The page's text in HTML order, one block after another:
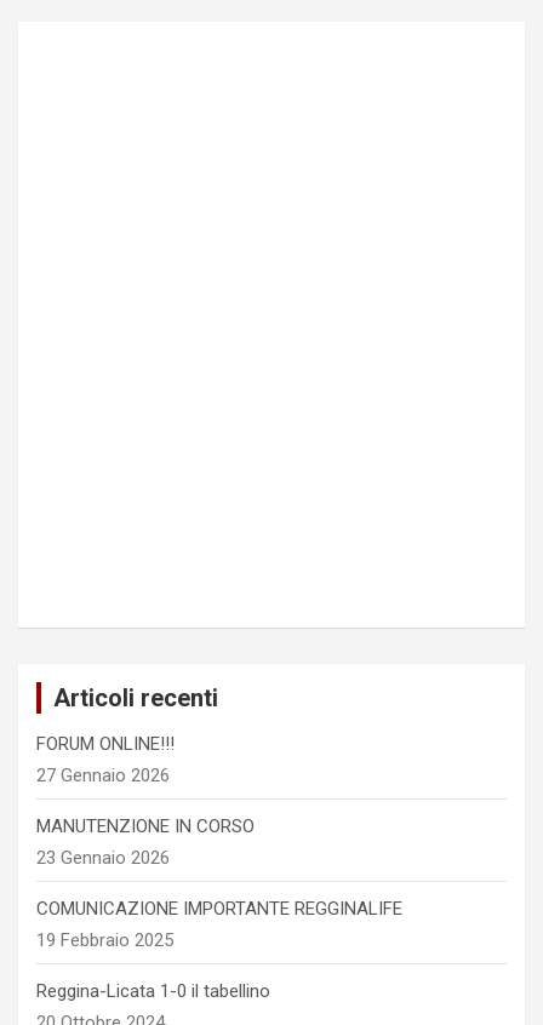
Articoli recenti
FORUM ONLINE!!!
27 Gennaio 2026
MANUTENZIONE IN CORSO
23 Gennaio 2026
COMUNICAZIONE IMPORTANTE REGGINALIFE
19 Febbraio 2025
Reggina-Licata 1-0 il tabellino